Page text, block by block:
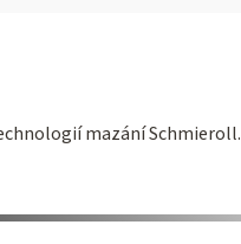
mazání Schmieroll.